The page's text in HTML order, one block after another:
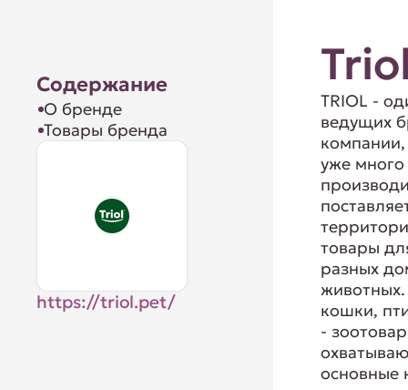
Содержание
О бренде
Товары бренда
https://triol.pet/
TRIOL -
ведущих
уже
товары
разных
кошки,
-
основные